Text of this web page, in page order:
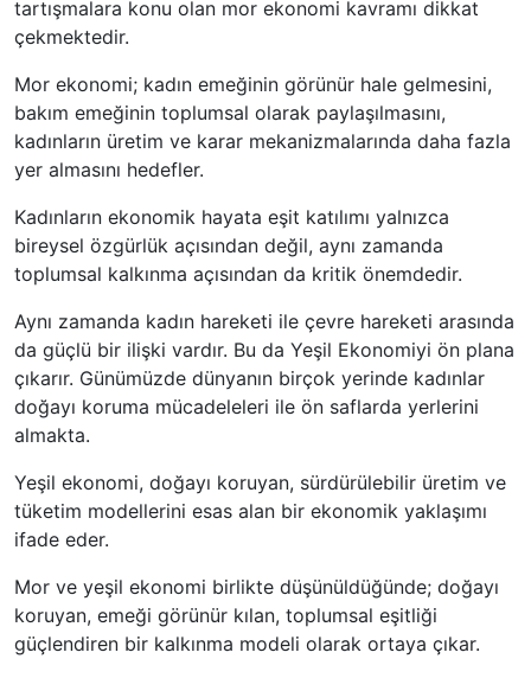
tartışmalara konu olan mor ekonomi kavramı dikkat
çekmektedir.
Mor ekonomi; kadın emeğinin görünür hale gelmesini,
bakım emeğinin toplumsal olarak paylaşılmasını,
kadınların üretim ve karar mekanizmalarında daha fazla
yer almasını hedefler.
Kadınların ekonomik hayata eşit katılımı yalnızca
bireysel özgürlük açısından değil, aynı zamanda
toplumsal kalkınma açısından da kritik önemdedir.
Aynı zamanda kadın hareketi ile çevre hareketi arasında
da güçlü bir ilişki vardır. Bu da Yeşil Ekonomiyi ön plana
çıkarır. Günümüzde dünyanın birçok yerinde kadınlar
doğayı koruma mücadeleleri ile ön saflarda yerlerini
almakta.
Yeşil ekonomi, doğayı koruyan, sürdürülebilir üretim ve
tüketim modellerini esas alan bir ekonomik yaklaşımı
ifade eder.
Mor ve yeşil ekonomi birlikte düşünüldüğünde; doğayı
koruyan, emeği görünür kılan, toplumsal eşitliği
güçlendiren bir kalkınma modeli olarak ortaya çıkar.